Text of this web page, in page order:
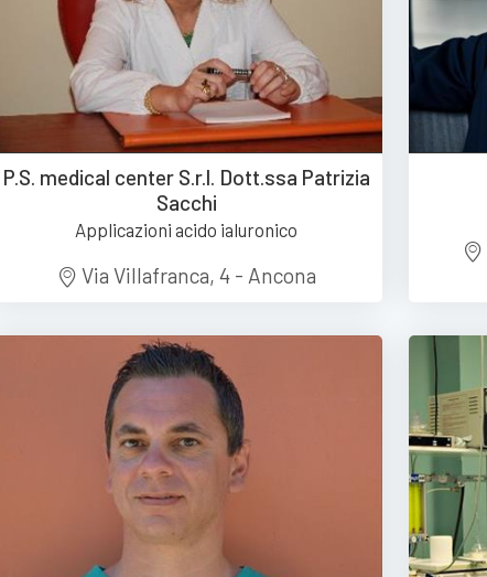
P.S. medical center S.r.l. Dott.ssa Patrizia
Sacchi
Applicazioni acido ialuronico
Via Villafranca, 4 - Ancona